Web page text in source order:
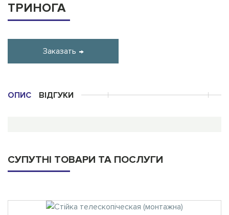
ТРИНОГА
Заказать
ОПИС ВІДГУКИ
СУПУТНІ ТОВАРИ ТА ПОСЛУГИ